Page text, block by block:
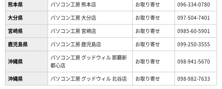
熊本県
パソコン工房 熊本店 お取り寄せ
096-334-0780
大分県
パソコン工房 大分店 お取り寄せ
097-504-7401
宮崎県
パソコン工房 宮崎店 お取り寄せ
0985-60-5901
鹿児島県
パソコン工房 鹿児島店 お取り寄せ 099-250-3555
沖縄県
パソコン工房 グッドウィル 那覇新
都心店
お取り寄せ 098-941-5670
沖縄県 パソコン工房 グッドウィル 北谷店 お取り寄せ 098-982-7633